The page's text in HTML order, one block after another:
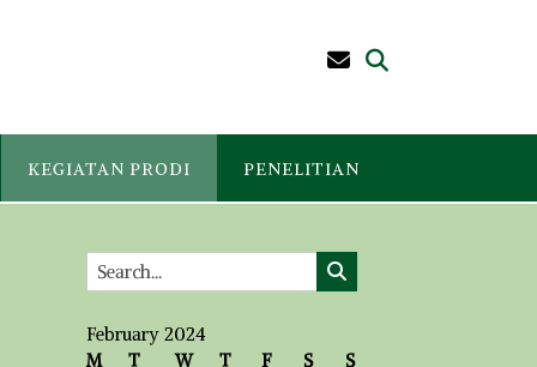
KEGIATAN PRODI PENELITIAN
February 2024
M
T W T F S
S